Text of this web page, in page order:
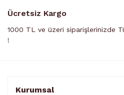
Ücretsiz Kargo
1000 TL ve üzeri siparişlerinizde
!
Kurumsal